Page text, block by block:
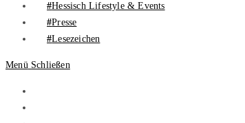
Hessisch Lifestyle & Events
Presse
Lesezeichen
Menü Schließen